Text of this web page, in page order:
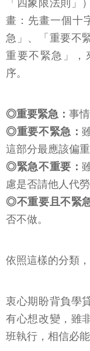
「四象限法則」
畫：先畫一個十
急」、「重要不
重要不緊急」，
序。
◎重要緊急： 事
◎重要不緊急：
這部分最應該偏重
◎緊急不重要：
慮是否請他人代
◎不重要且不緊
否不做。
依照這樣的分類
衷心期盼背負學
有心想改變，雖
班執行，相信必